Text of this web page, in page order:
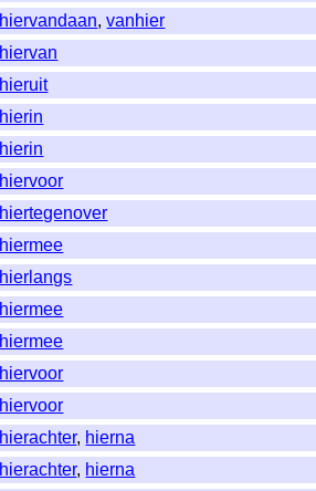
hiervandaan,vanhier
hiervan
hieruit
hierin
hierin
hiervoor
hiertegenover
hiermee
hierlangs
hiermee
hiermee
hiervoor
hiervoor
hierachter, hierna
hierachter, hierna